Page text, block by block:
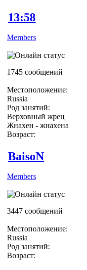
13:58
Members
1745 сообщений
Местоположение:
Russia
Род занятий:
Верховный жрец
Жнахен - жнахена
Возраст:
BaisoN
Members
3447 сообщений
Местоположение:
Russia
Род занятий:
Возраст: